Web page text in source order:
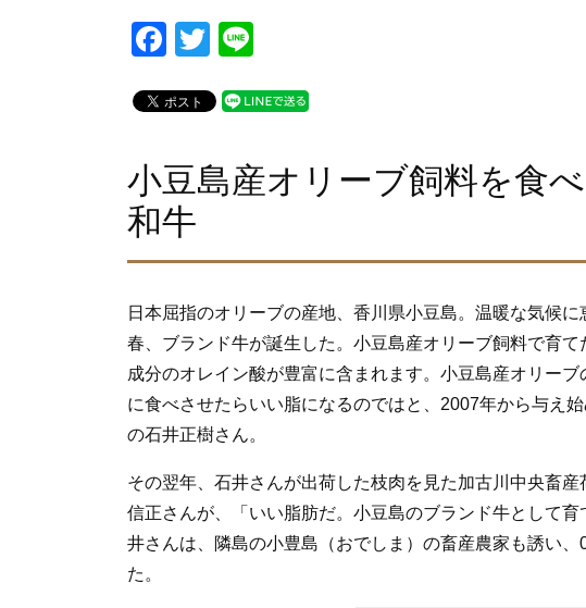
F
c
b
o
o
T
tt
e
小豆島産オリーブ飼料を食
和牛
日本屈指のオリーブの産地、香川県小豆島。温暖な気候
春、ブランド牛が誕生した。小豆島産オリーブ飼料で育
成分のオレイン酸が豊富に含まれます。小豆島産オリー
に食べさせたらいい脂になるのではと、2007年から与え
の石井正樹さん。
その翌年、石井さんが出荷した枝肉を見た加古川中央畜
信正さんが、「いい脂肪だ。小豆島のブランド牛として
井さんは、隣島の小豊島（おでしま）の畜産農家も誘い
た。